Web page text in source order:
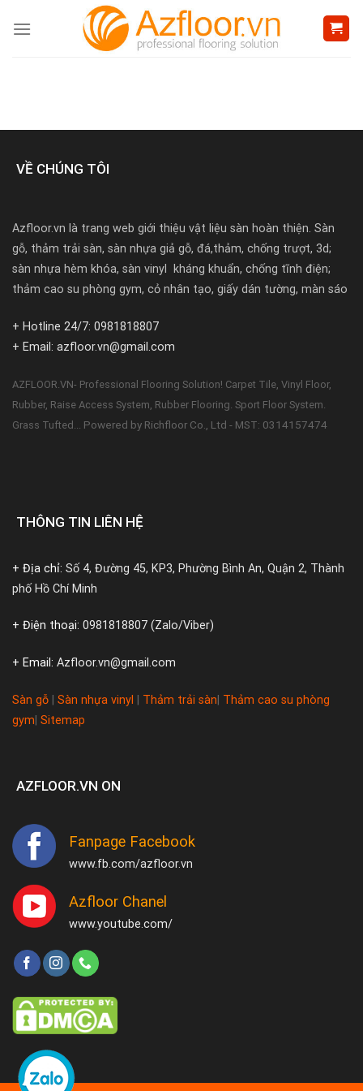
VỀ CHÚNG TÔI
Azfloor.vn là trang web giới thiệu vật liệu sàn hoàn thiện. Sàn
gỗ, thảm trải sàn, sàn nhựa giả gỗ, đá,thảm, chống trượt, 3d;
sàn nhựa hèm khóa, sàn vinyl kháng khuẩn, chống tĩnh điện;
thảm cao su phòng gym, cỏ nhân tạo, giấy dán tường, màn sáo
+ Hotline 24/7: 0981818807
+ Email: azfloor.vn@gmail.com
AZFLOOR.VN- Professional Flooring Solution! Carpet Tile, Vinyl Floor,
Rubber, Raise Access System, Rubber Flooring. Sport Floor System.
Grass Tufted... Powered by Richfloor Co., Ltd - MST: 0314157474
THÔNG TIN LIÊN HỆ
+ Địa chỉ: Số 4, Đường 45, KP3, Phường Bình An, Quận 2, Thành
phố Hồ Chí Minh
+ Điện thoại: 0981818807 (Zalo/Viber)
+ Email: Azfloor.vn@gmail.com
Sàn gỗ Sàn nhựa vinyl Thảm trải sàn Thảm cao su phòng
gym Sitemap
AZFLOOR.VN ON
Fanpage Facebook
www.fb.com/azfloor.vn
Azfloor Chanel
www.youtube.com/